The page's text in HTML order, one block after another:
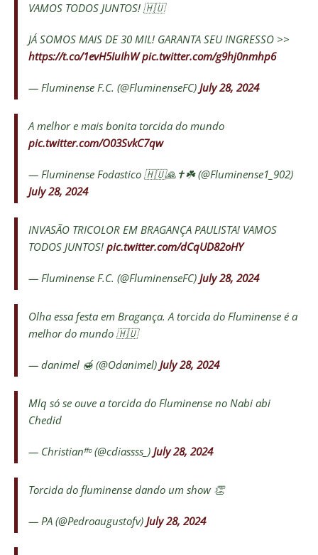
VAMOS TODOS JUNTOS! 🇭🇺
JÁ SOMOS MAIS DE 30 MIL! GARANTA SEU INGRESSO >>
https://t.co/1evH5IuIhW pic.twitter.com/g9hj0nmhp6
— Fluminense F.C. (@FluminenseFC) July 28, 2024
A melhor e mais bonita torcida do mundo
pic.twitter.com/O03SvkC7qw
— Fluminense Fodastico 🇭🇺🙏✝️☘️ (@Fluminense1_902)
July 28, 2024
INVASÃO TRICOLOR EM BRAGANÇA PAULISTA! VAMOS
TODOS JUNTOS! pic.twitter.com/dCqUD82oHY
— Fluminense F.C. (@FluminenseFC) July 28, 2024
Olha essa festa em Bragança. A torcida do Fluminense é a
melhor do mundo 🇭🇺
— danimel 🍯 (@Odanimel) July 28, 2024
Mlq só se ouve a torcida do Fluminense no Nabi abi
Chedid
— Christianᶠᶠᶜ (@cdiassss_) July 28, 2024
Torcida do fluminense dando um show 👏
— PA (@Pedroaugustofv) July 28, 2024